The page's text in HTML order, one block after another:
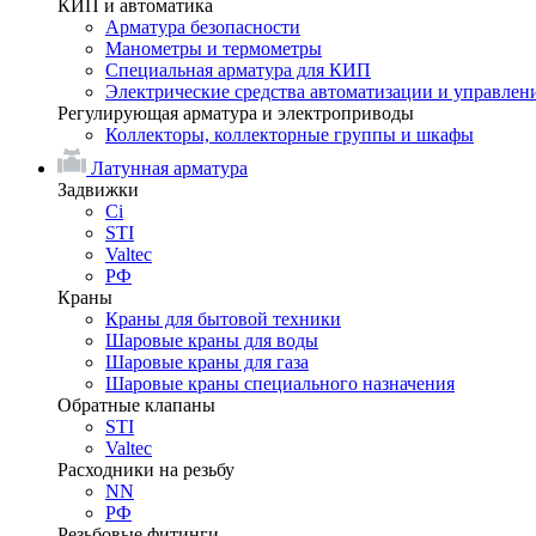
КИП и автоматика
Арматура безопасности
Манометры и термометры
Специальная арматура для КИП
Электрические средства автоматизации и
Регулирующая арматура и электроприводы
Коллекторы, коллекторные группы и шкафы
Латунная арматура
Задвижки
Ci
STI
Valtec
РФ
Краны
Краны для бытовой техники
Шаровые краны для воды
Шаровые краны для газа
Шаровые краны специального назначения
Обратные клапаны
STI
Valtec
Расходники на резьбу
NN
РФ